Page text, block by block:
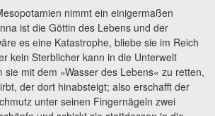
nimmt ein einigermaßen
ist die Göttin des Lebens und der
es eine Katastrophe, bliebe sie im Reich
kein Sterblicher kann in die Unterwelt
sie mit dem »Wasser des Lebens« zu retten,
der dort hinabsteigt; also erschafft der
unter seinen Fingernägeln zwei